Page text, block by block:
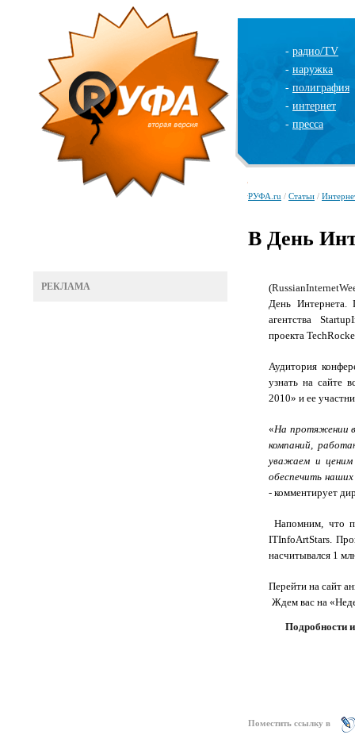
- радио/TV
- наружка
- полиграфия
- интернет
- пресса
РЕКЛАМА
РУФА.ru / Статьи /
В День
(RussianInternet
День Интернета.
агентства
проекта
Аудитория
узнать на сайте
2010» и ее
«На протяжении
компаний,
уважаем и ценим
обеспечить
- комментирует
Напомним, чтоп
ITInfoArtStars .
насчитывался 1
Перейти на сайт
Ждем вас на
Подробности
Поместить ссылку в